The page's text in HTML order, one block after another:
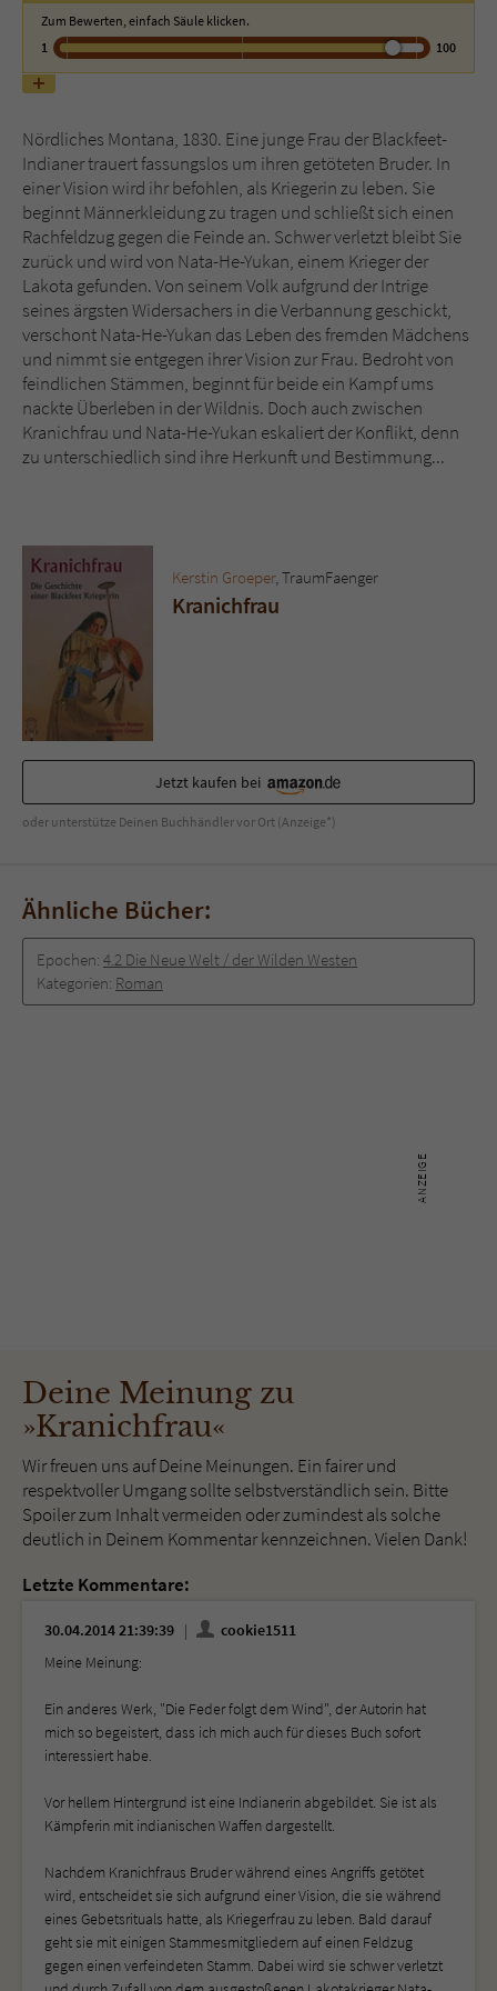
Zum Bewerten, einfach Säule klicken.
1
100
Nördliches Montana, 1830. Eine junge Frau der Blackfeet-
Indianer trauert fassungslos um ihren getöteten Bruder. In
einer Vision wird ihr befohlen, als Kriegerin zu leben. Sie
beginnt Männerkleidung zu tragen und schließt sich einen
Rachfeldzug gegen die Feinde an. Schwer verletzt bleibt Sie
zurück und wird von Nata-He-Yukan, einem Krieger der
Lakota gefunden. Von seinem Volk aufgrund der Intrige
seines ärgsten Widersachers in die Verbannung geschickt,
verschont Nata-He-Yukan das Leben des fremden Mädchens
und nimmt sie entgegen ihrer Vision zur Frau. Bedroht von
feindlichen Stämmen, beginnt für beide ein Kampf ums
nackte Überleben in der Wildnis. Doch auch zwischen
Kranichfrau und Nata-He-Yukan eskaliert der Konflikt, denn
zu unterschiedlich sind ihre Herkunft und Bestimmung...
Kerstin Groeper, TraumFaenger
Kranichfrau
Jetzt kaufen bei
oder unterstütze Deinen Buchhändler vor Ort (Anzeige*)
Ähnliche Bücher:
Epochen: 4.2 Die Neue Welt / der Wilden Westen
Kategorien: Roman
Deine Meinung zu
»Kranichfrau«
Wir freuen uns auf Deine Meinungen. Ein fairer und
respektvoller Umgang sollte selbstverständlich sein. Bitte
Spoiler zum Inhalt vermeiden oder zumindest als solche
deutlich in Deinem Kommentar kennzeichnen. Vielen Dank!
Letzte Kommentare:
30.04.2014 21:39:39
cookie1511
Meine Meinung:
Ein anderes Werk, "Die Feder folgt dem Wind", der Autorin hat
mich so begeistert, dass ich mich auch für dieses Buch sofort
interessiert habe.
Vor hellem Hintergrund ist eine Indianerin abgebildet. Sie ist als
Kämpferin mit indianischen Waffen dargestellt.
Nachdem Kranichfraus Bruder während eines Angriffs getötet
wird, entscheidet sie sich aufgrund einer Vision, die sie während
eines Gebetsrituals hatte, als Kriegerfrau zu leben. Bald darauf
geht sie mit einigen Stammesmitgliedern auf einen Feldzug
gegen einen verfeindeten Stamm. Dabei wird sie schwer verletzt
Name tx_pwcomments_ahash
Laufzeit 1 Jahr
Zweck Cookie für Kommentare einzelner Buchtitel
Name fe_typo_user
Anbieter Literatur-Couch Medien GmbH & Co. KG
Laufzeit Session
Dieses Cookie gewährleistet die
Kommunikation der Webseite mit dem